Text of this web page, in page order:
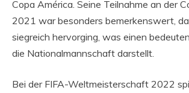
Copa América. Seine Teilnahme an der
2021 war besonders bemerkenswert,
siegreich hervorging, was einen
die Nationalmannschaft darstellt.
Bei der FIFA-Weltmeisterschaft 2022